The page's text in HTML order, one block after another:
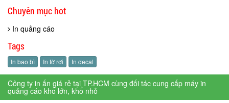
Chuyên mục hot
In quảng cáo
Tags
In bao bì In tờ rơi In decal
Công ty in ấn giá rẻ tại TP.HCM cùng đối tác cung cấp máy in
quảng cáo khổ lớn, khổ nhỏ